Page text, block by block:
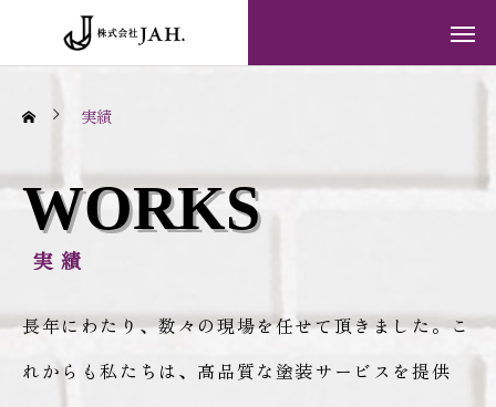
実績
WORKS
実績
長年にわたり、数々の現場を任せて頂きました。こ
れからも私たちは、高品質な塗装サービスを提供